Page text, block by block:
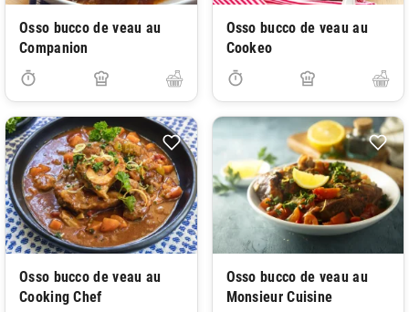
Osso bucco de veau au
Companion
Osso bucco de veau au
Cookeo
Osso bucco de veau au
Cooking Chef
Osso bucco de veau au
Monsieur Cuisine